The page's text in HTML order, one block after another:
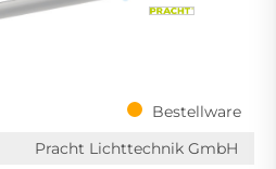
Bestellware
Pracht Lichttechnik GmbH